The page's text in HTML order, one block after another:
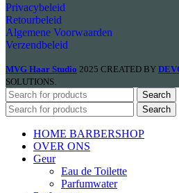
Privacybeleid
Retourbeleid
Algemene Voorwaarden
Verzendbeleid
MVG Haar Studio 2025 CREATED BY
SOLUTIONS.
Search
Search
HOME BARBERSHOP
OVER ONS
Geur
Eau de Toilette
Parfumwater